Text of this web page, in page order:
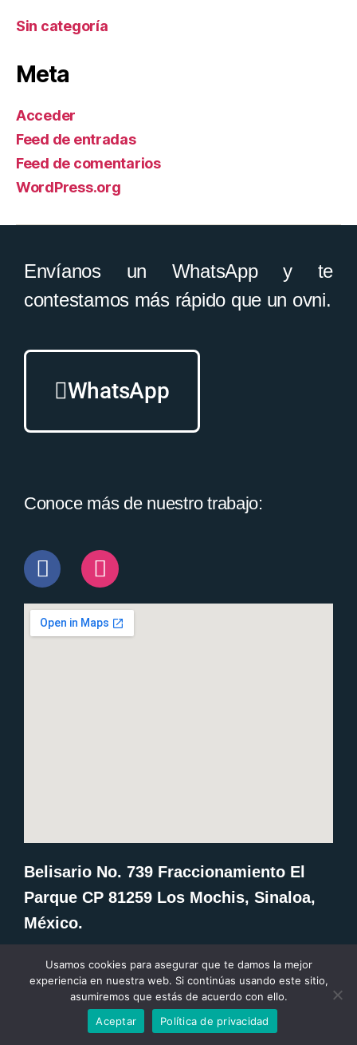
Sin categoría
Meta
Acceder
Feed de entradas
Feed de comentarios
WordPress.org
Envíanos un WhatsApp y te
contestamos más rápido que un ovni.
WhatsApp
Conoce más de nuestro trabajo:
Belisario No. 739 Fraccionamiento El
Parque CP 81259 Los Mochis, Sinaloa,
México.
Usamos cookies para asegurar que te damos la mejor
experiencia en nuestra web. Si continúas usando este sitio,
asumiremos que estás de acuerdo con ello.
Aceptar
Política de privacidad